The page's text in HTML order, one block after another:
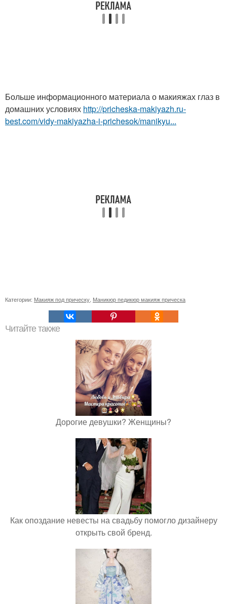
Больше информационного материала о макияжах глаз в
домашних условиях http://pricheska-makiyazh.ru-
best.com/vidy-makiyazha-i-prichesok/manikyu...
Категории: Макияж под прическу Маникюр педикюр макияж прическа
Читайте также
Дорогие девушки? Женщины?
Как опоздание невесты на свадьбу помогло дизайнеру
открыть свой бренд.